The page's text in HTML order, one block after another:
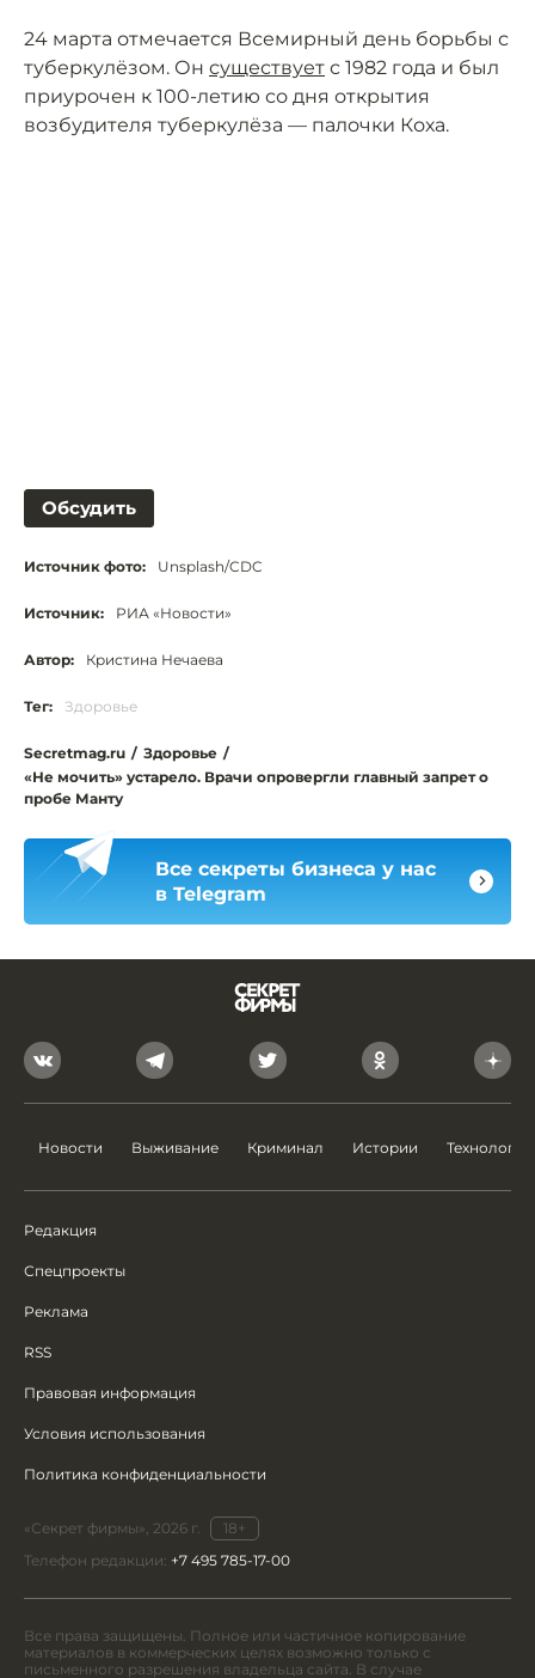
24 марта отмечается Всемирный день борьбы с
туберкулёзом. Он существует с 1982 года и был
приурочен к 100-летию со дня открытия
возбудителя туберкулёза — палочки Коха.
Обсудить
Источник фото: Unsplash/CDC
Источник: РИА «Новости»
Автор: Кристина Нечаева
Тег: Здоровье
Secretmag.ru / Здоровье /
«Не мочить» устарело. Врачи опровергли главный запрет о
пробе Манту
Все секреты бизнеса у нас
в Telegram
Новости Выживание Криминал Истории Технологии
Редакция
Спецпроекты
Реклама
RSS
Правовая информация
Условия использования
Политика конфиденциальности
«Секрет фирмы», 2026 г.
18+
Телефон редакции: +7 495 785-17-00
Все права защищены. Полное или частичное копирование
материалов в коммерческих целях возможно только с
письменного разрешения владельца сайта. В случае